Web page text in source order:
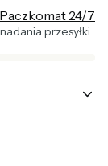
24/7
przesyłki